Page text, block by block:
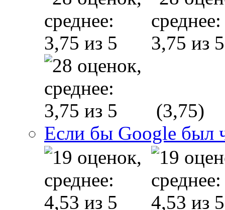
(3,75)
Если бы Google был